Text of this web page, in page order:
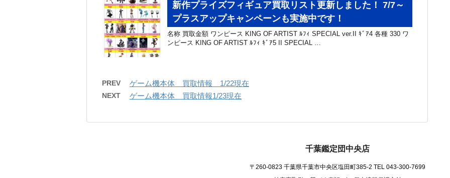
新作プライズフィギュア買取リスト更新しました！ 7/7～
プラスアップキャンペーンも実施中です！
名称 買取金額 ワンピース KING OF ARTIST ﾙﾌｨ SPECIAL ver.II ｷﾞｱ4 各種 330 ワ
ンピース KING OF ARTIST ﾙﾌｨ ｷﾞｱ5 II SPECIAL …
PREV ゲーム機本体 買取情報 1/22現在
NEXT ゲーム機本体 買取情報1/23現在
千葉鑑定団中央店
〒260-0823 千葉県千葉市中央区塩田町385-2 TEL 043-300-7699